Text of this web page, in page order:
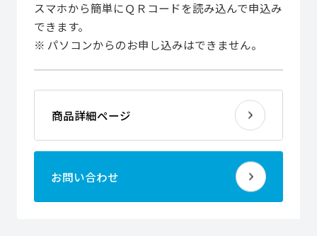
スマホから簡単にＱＲコードを読み込んで申込み
できます。
※ パソコンからのお申し込みはできません。
商品詳細ページ
お問い合わせ